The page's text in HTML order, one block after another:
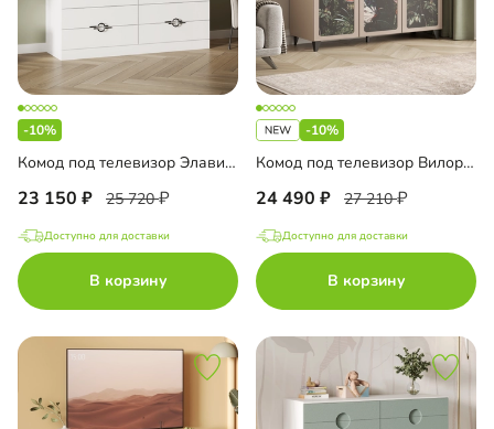
-10%
Комод под телевизор Элавия-2
23 150 25 720
Доступно для доставки
В корзину
-10%
Комод под телевизор Вилория-3
24 490 27 210
Доступно для доставки
В корзину